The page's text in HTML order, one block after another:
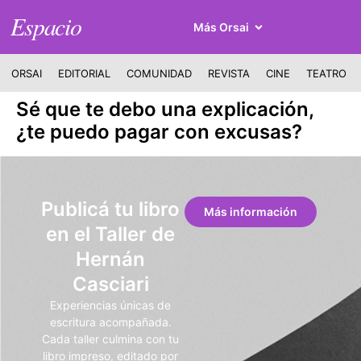
Espacio Más Orsai
ORSAI EDITORIAL COMUNIDAD REVISTA CINE TEATRO
Sé que te debo una explicación,
¿te puedo pagar con excusas?
Publicá tu libro
en el Taller de
Hernán
Casciari
Experiencias únicas de
escritura acompañada.
Cada taller culmina con tu
libro impreso, editado por
Más información